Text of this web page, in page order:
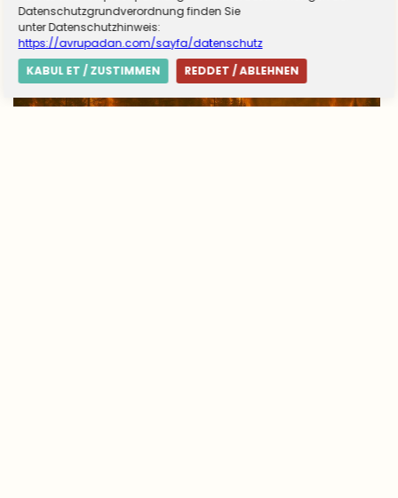
Datenschutzgrundverordnung finden Sie
unter Datenschutzhinweis:
https://avrupadan.com/sayfa/datenschutz
KABUL ET / ZUSTIMMEN
REDDET / ABLEHNEN